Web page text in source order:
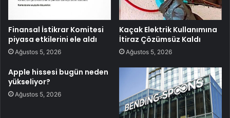
Finansal İstikrar Komitesi
piyasa etkilerini ele aldı
Ağustos 5, 2026
Kaçak Elektrik Kullanımına
İtiraz Çözümsüz Kaldı
Ağustos 5, 2026
Apple hissesi bugün neden
yükseliyor?
Ağustos 5, 2026